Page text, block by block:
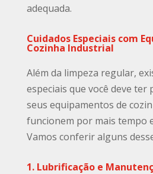
adequada.
Cuidados Especiais com
Cozinha Industrial
Além da limpeza regular,
especiais que você deve
seus equipamentos de
funcionem por mais tempo
Vamos conferir alguns
1. Lubrificação e